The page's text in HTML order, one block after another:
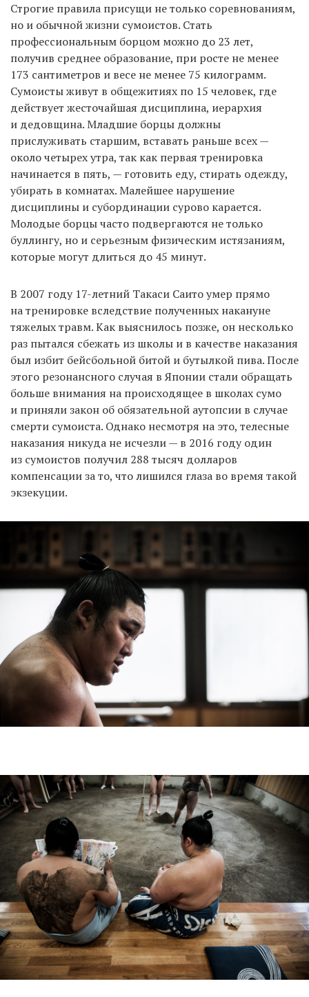
Строгие правила присущи не только соревнованиям,
но и обычной жизни сумоистов. Стать
профессиональным борцом можно до 23 лет,
получив среднее образование, при росте не менее
173 сантиметров и весе не менее 75 килограмм.
Сумоисты живут в общежитиях по 15 человек, где
действует жесточайшая дисциплина, иерархия
и дедовщина. Младшие борцы должны
прислуживать старшим, вставать раньше всех —
около четырех утра, так как первая тренировка
начинается в пять, — готовить еду, стирать одежду,
убирать в комнатах. Малейшее нарушение
дисциплины и субординации сурово карается.
Молодые борцы часто подвергаются не только
буллингу, но и серьезным физическим истязаниям,
которые могут длиться до 45 минут.
В 2007 году 17-летний Такаси Саито умер прямо
на тренировке вследствие полученных накануне
тяжелых травм. Как выяснилось позже, он несколько
раз пытался сбежать из школы и в качестве наказания
был избит бейсбольной битой и бутылкой пива. После
этого резонансного случая в Японии стали обращать
больше внимания на происходящее в школах сумо
и приняли закон об обязательной аутопсии в случае
смерти сумоиста. Однако несмотря на это, телесные
наказания никуда не исчезли — в 2016 году один
из сумоистов получил 288 тысяч долларов
компенсации за то, что лишился глаза во время такой
экзекуции.